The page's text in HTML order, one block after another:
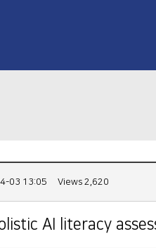
03 13:05 Views 2,620
AI literacy